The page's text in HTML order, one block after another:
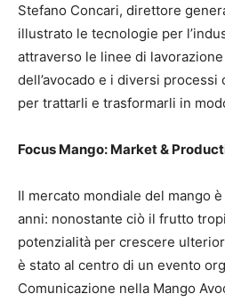
Stefano Concari, direttore
illustrato le tecnologie per
attraverso le linee di
dell’avocado e i diversi
per trattarli e trasformarli in
Focus Mango: Market &
Il mercato mondiale del mango
anni: nonostante ciò il frutto
potenzialità per crescere
è stato al centro di un evento
Comunicazione nella Mango